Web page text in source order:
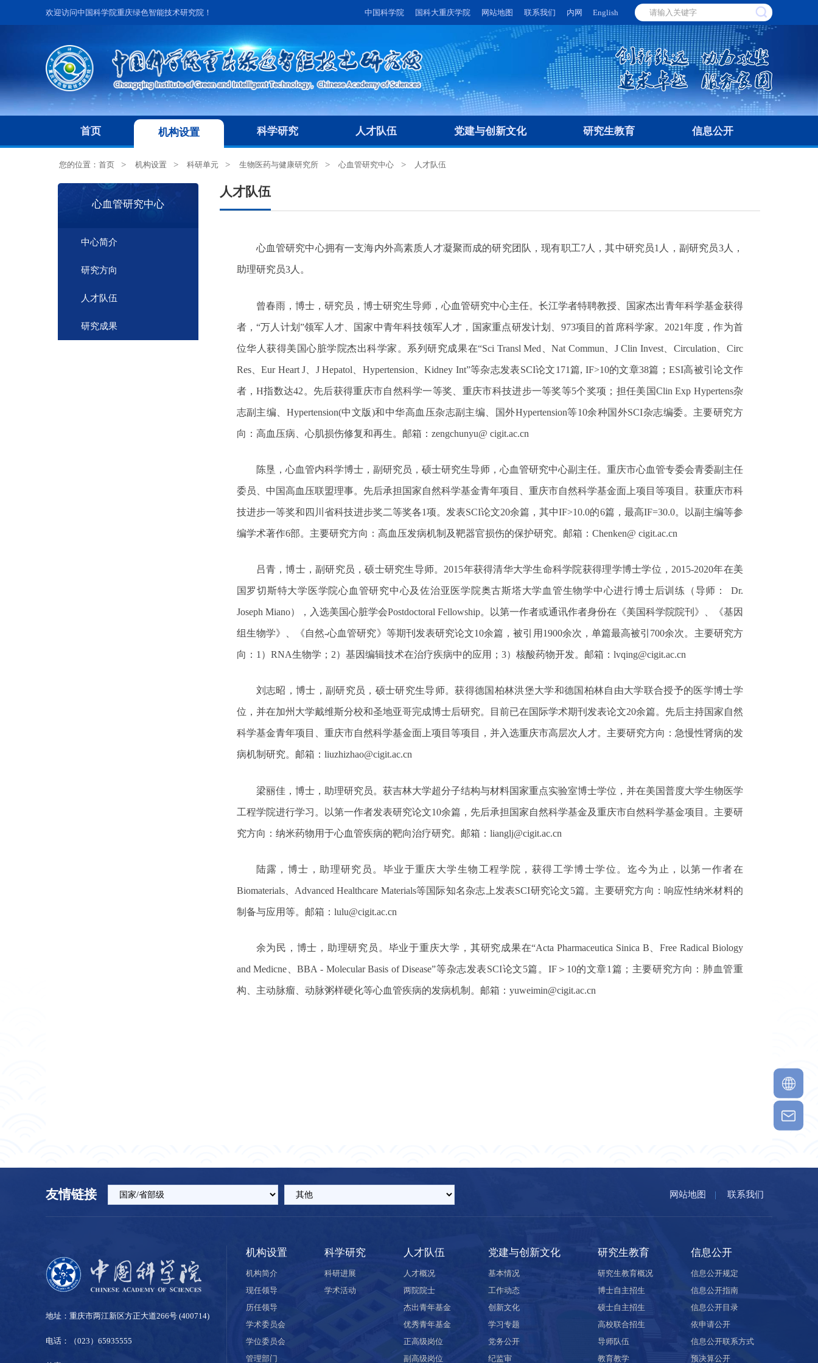
欢迎访问中国科学院重庆绿色智能技术研究院！ 中国科学院 国科大重庆学院 网站地图 联系我们 内网 English
首页 机构设置 科学研究 人才队伍 党建与创新文化 研究生教育 信息公开
您的位置：首页 机构设置 科研单元 生物医药与健康研究所 心血管研究中心 人才队伍
心血管研究中心
中心简介
研究方向
人才队伍
研究成果
人才队伍
心血管研究中心拥有一支海内外高素质人才凝聚而成的研究团队，现有职工7 人，其中研究员1 人，副研究员3人，
助理研究员3人。
曾春雨，博士，研究员， 博士研究生导师，心血管研究中心主任。长江学者特聘教授、国家杰出青年科学基金获得
者， “万人计划 ”领军人才、国家中青年科技领军人才，国家重点研发计划、 973项目的首席科学家。 2021年度，作为首
位华人获得美国心脏学院杰出科学家。系列研究成果在“Sci Transl Med 、Nat Commun J Clin Invest、 Circulation Circ
Res、Eur Heart J、 J Hepatol Hypertension 、Kidney Int”等杂志发表SCI论文171篇, IF>10的文章38篇； ESI高被引论文作
者，H指数达42 。先后获得重庆市自然科学一等奖、重庆市科技进步一等奖等5个奖项；担任美国Clin Exp Hypertens杂
志副主编、 Hypertension(中文版)和中华高血压杂志副主编、国外Hypertension等10余种国外SCI杂志编委。 主要研究方
向： 高血压病、心肌损伤修复和再生。 邮箱： zengchunyu@ cigit.ac.cn
陈垦，心血管内科学博士，副研究员， 硕士研究生导师，心血管研究中心副主任。重庆市心血管专委会青委副主任
委员、中国高血压联盟理事。先后承担国家自然科学基金青年项目、重庆市自然科学基金面上项目等项目。获重庆市科
技进步一等奖和四川省科技进步奖二等奖各1项。发表SCI论文20余篇，其中IF>10.0的6篇，最高IF=30.0。以副主编等参
编学术著作6部。 主要研究方向： 高血压发病机制及靶器官损伤的保护研究。 邮箱： Chenken@ cigit.ac.cn
吕青，博士，副研究员，硕士研究生导师。 2015年获得清华大学生命科学院获得理学博士学位， 2015-2020年在美
国罗切斯特大学医学院心血管研究中心及佐治亚医学院奥古斯塔大学血管生物学中心进行博士后训练（导师： Dr.
Joseph Miano），入选美国心脏学会Postdoctoral Fellowship。以第一作者或通讯作者身份在《美国科学院院刊》、《基因
组生物学》、《自然-心血管研究》等期刊发表研究论文10余篇，被引用 1900余次，单篇最高被引 700余次。 主要研究方
向： 1 ） RNA生物学； 2）基因编辑技术在治疗疾病中的应用； 3）核酸药物开发。 邮箱： lvqing@cigit.ac.cn
刘志昭，博士，副研究员， 硕士研究生导师。获得德国柏林洪堡大学和德国柏林自由大学联合授予的医学博士学
位，并在加州大学戴维斯分校和圣地亚哥完成博士后研究。目前已在国际学术期刊发表论文20余篇。先后主持国家自然
科学基金青年项目、重庆市自然科学基金面上项目等项目，并入选重庆市高层次人才。 主要研究方向： 急慢性肾病的发
病机制研究。 邮箱： liuzhizhao@cigit.ac.cn
梁丽佳，博士，助理研究员。获吉林大学超分子结构与材料国家重点实验室博士学位，并在美国普度大学生物医学
工程学院进行学习。以第一作者发表研究论文10余篇，先后承担国家自然科学基金及重庆市自然科学基金项目。 主要研
究方向： 纳米药物用于心血管疾病的靶向治疗研究。 邮箱： lianglj@cigit.ac.cn
陆露，博士，助理研究员。毕业于重庆大学生物工程学院，获得工学博士学位。迄今为止，以第一作者在
Biomaterials、 Advanced Healthcare Materials等国际知名杂志上发表SCI研究论文5篇。 主要研究方向： 响应性纳米材料的
制备与应用等。 邮箱： lulu@cigit.ac.cn
余为民，博士，助理研究员。毕业于重庆大学，其研究成果在“Acta Pharmaceutica Sinica B 、Free Radical Biology
and Medicne 、BBA - Molecular Basis of Disease”等杂志发表SCI论文5篇。 IF＞ 10的文章1 篇； 主要研究方向： 肺血管重
构、主动脉瘤、动脉粥样硬化等心血管疾病的发病机制。 邮箱： yuweimin@cigit.ac.cn
友情链接 网站地图 | 联系我们
地址：重庆市两江新区方正大道266号 (400714)
电话：（023）65935555
机构设置
机构简介
现任领导
历任领导
学术委员会
学位委员会
管理部门
科学研究
科研进展
学术活动
人才队伍
人才概况
两院院士
杰出青年基金
优秀青年基金
正高级岗位
副高级岗位
党建与创新文化
基本情况
工作动态
创新文化
学习专题
党务公开
纪监审
研究生教育
研究生教育概况
博士自主招生
硕士自主招生
高校联合招生
导师队伍
教育教学
信息公开
信息公开规定
信息公开指南
信息公开目录
依申请公开
信息公开联系方式
预决算公开